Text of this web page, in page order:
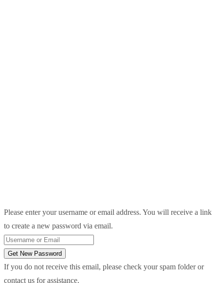
Please enter your username or email address. You will receive a link
to create a new password via email.
Get New Password
If you do not receive this email, please check your spam folder or
contact us for assistance.